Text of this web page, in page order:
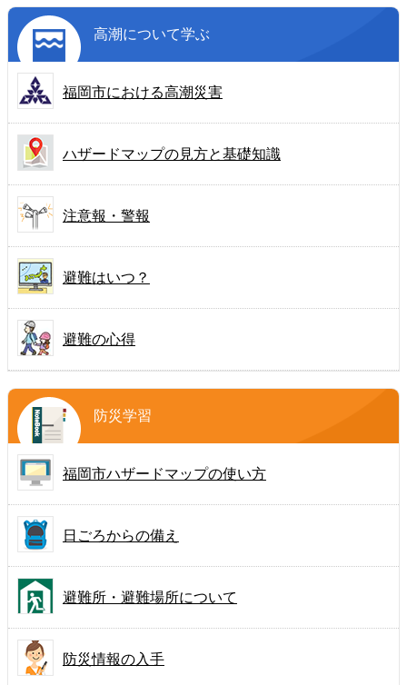
高潮について学ぶ
福岡市における高潮災害
ハザードマップの見方と基礎知識
注意報・警報
避難はいつ？
避難の心得
防災学習
福岡市ハザードマップの使い方
日ごろからの備え
避難所・避難場所について
防災情報の入手